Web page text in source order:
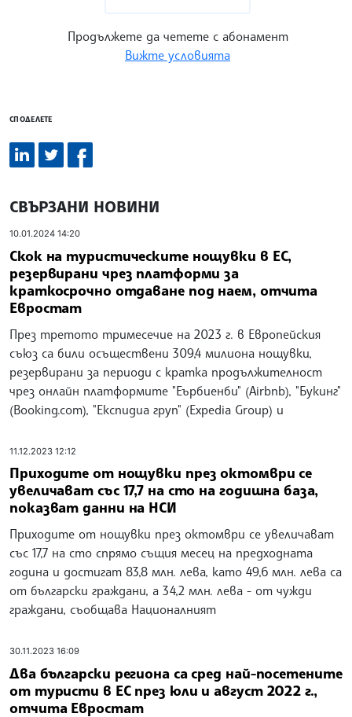
Продължете да четете с абонамент
Вижте условията
СПОДЕЛЕТЕ
СВЪРЗАНИ НОВИНИ
10.01.2024 14:20
Скок на туристическите нощувки в ЕС,
резервирани чрез платформи за
краткосрочно отдаване под наем, отчита
Евростат
През третото тримесечие на 2023 г. в Европейския
съюз са били осъществени 309,4 милиона нощувки,
резервирани за периоди с кратка продължителност
чрез онлайн платформите "Еърбиенби" (Airbnb), "Букинг"
(Booking.com), "Експидиа груп" (Expedia Group) и
11.12.2023 12:12
Приходите от нощувки през октомври се
увеличават със 17,7 на сто на годишна база,
показват данни на НСИ
Приходите от нощувки през октомври се увеличават
със 17,7 на сто спрямо същия месец на предходната
година и достигат 83,8 млн. лева, като 49,6 млн. лева са
от български граждани, а 34,2 млн. лева - от чужди
граждани, съобщава Националният
30.11.2023 16:09
Два български региона са сред най-посетените
от туристи в ЕС през юли и август 2022 г.,
отчита Евростат